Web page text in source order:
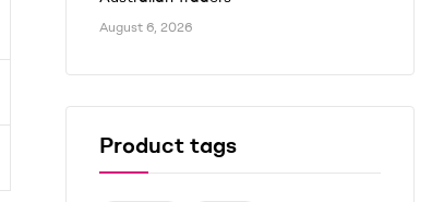
August 6, 2026
Product tags